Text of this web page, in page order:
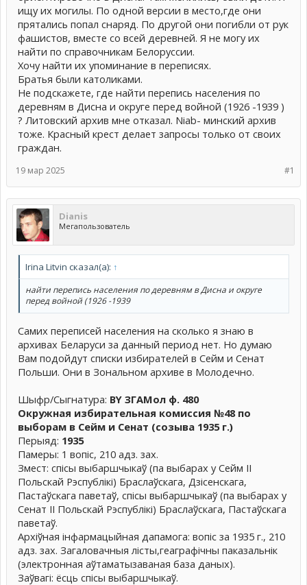
ищу их могилы. По одной версии в место,где они
прятались попал снаряд. По другой они погибли от рук
фашистов, вместе со всей деревней. Я не могу их
найти по справочникам Белоруссии.
Хочу найти их упоминание в переписях.
Братья были католиками.
Не подскажете, где найти перепись населения по
деревням в Дисна и округе перед войной (1926 -1939 )
? Литовский архив мне отказал. Niab- минский архив
тоже. Красный крест делает запросы только от своих
граждан.
#1
19 мар 2025
Dianis
Мегапользователь
Irina Litvin сказал(а): ↑
найти перепись населения по деревням в Дисна и округе
перед войной (1926 -1939
Самих переписей населения на сколько я знаю в
архивах Беларуси за данный период нет. Но думаю
Вам подойдут списки избирателей в Сейм и Сенат
Польши. Они в Зональном архиве в Молодечно.
Шыфр/Сыгнатура: BY ЗГАМол ф. 480
Окружная избирательная комиссия №48 по
выборам в Сейм и Сенат (созыва 1935 г.)
Перыяд: 1935
Памеры: 1 вопіс, 210 адз. зах.
Змест: спісы выбаршчыкаў (па выбарах у Сейм ІІ
Польскай Рэспублікі) Браслаўскага, Дзісенскага,
Пастаўскага паветаў, спісы выбаршчыкаў (па выбарах у
Сенат ІІ Польскай Рэспублікі) Браслаўскага, Пастаўскага
паветаў.
Архіўная інфармацыйная дапамога: вопіс за 1935 г., 210
адз. зах. Загаловачныя лісты,геаграфічны паказальнік
(электронная аўтаматызаваная база даных).
Заўвагі: ёсць спісы выбаршчыкаў.